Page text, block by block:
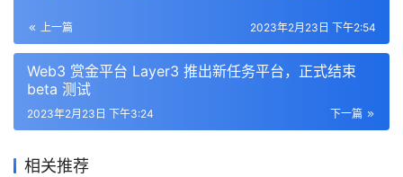
上一篇 2023年2月23日 下午2:54
Web3 赏金平台 Layer3 推出新任务平台，正式结束
beta 测试
下一篇
2023年2月23日 下午3:24
相关推荐